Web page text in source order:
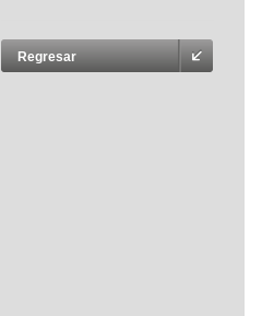
Regresar